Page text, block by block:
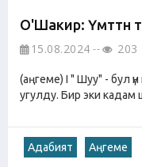
О'Шакир: Үмүттүн
15.08.2024 203
(аңгеме) I " Шуу" - бул
угулду. Бир эки кадам
Адабият Аңгеме